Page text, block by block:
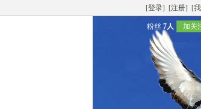
[登录] [注册] [
粉丝 7人 加关